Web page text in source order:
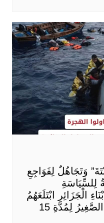
وَتَجَاهُلٌ لِفَوَاجِعِ
لِلسِّيَاسَةِ
مِنْ أَبْنَاءِ الْجَزَائِرِ ابْتَلَعَهُمُ
الْبَحْرُ بَعْدَ أَنْ تَاهَ قَارِبُهُمُ الصَّغِيرُ لِمُدَّةِ 15